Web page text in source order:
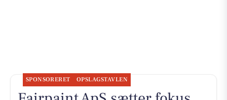
SPONSORERET OPSLAGSTAVLEN